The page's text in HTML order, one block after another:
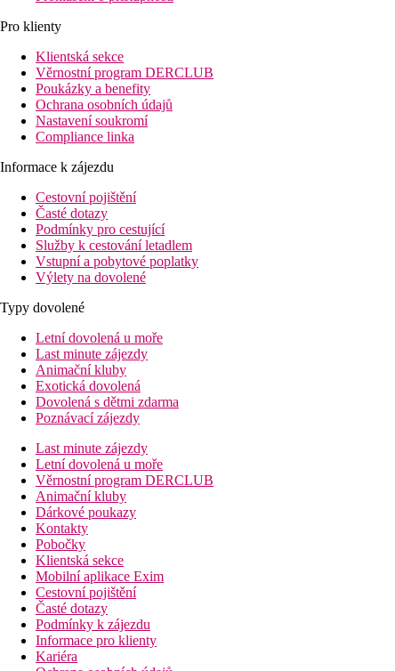
Pro klienty
Klientská sekce
Věrnostní program DERCLUB
Poukázky a benefity
Ochrana osobních údajů
Nastavení soukromí
Compliance linka
Informace k zájezdu
Cestovní pojištění
Časté dotazy
Podmínky pro cestující
Služby k cestování letadlem
Vstupní a pobytové poplatky
Výlety na dovolené
Typy dovolené
Letní dovolená u moře
Last minute zájezdy
Animační kluby
Exotická dovolená
Dovolená s dětmi zdarma
Poznávací zájezdy
Last minute zájezdy
Letní dovolená u moře
Věrnostní program DERCLUB
Animační kluby
Dárkové poukazy
Kontakty
Pobočky
Klientská sekce
Mobilní aplikace Exim
Cestovní pojištění
Časté dotazy
Podmínky k zájezdu
Informace pro klienty
Kariéra